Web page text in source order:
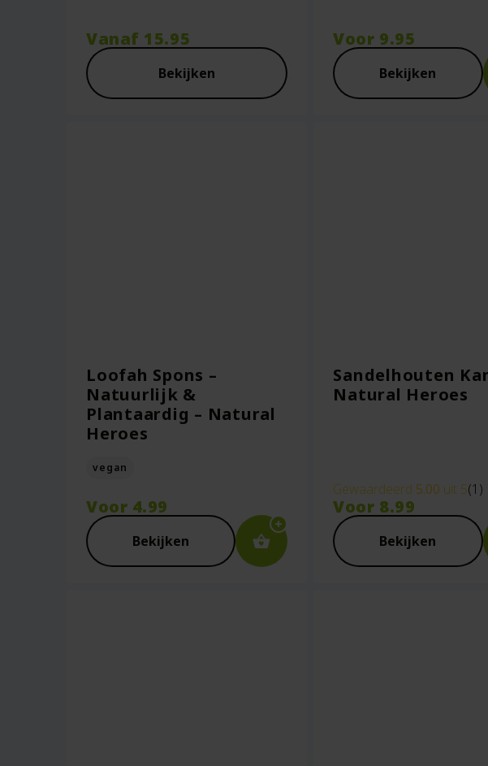
Vanaf 15.95
Bekijken
Voor 9.95
Bekijken
Loofah Spons –
Natuurlijk &
Plantaardig – Natural
Heroes
vegan
Voor 4.99
Bekijken
Sandelhouten
Natural Heroes
Gewaardeerd 5.00 uit 5(1)
Voor 8.99
Bekijken